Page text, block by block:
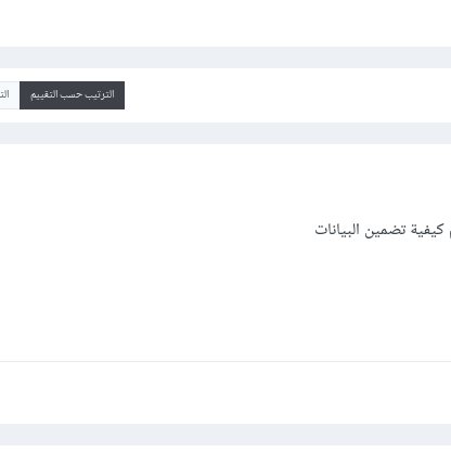
الترتيب حسب التقييم
تضمين البيانات